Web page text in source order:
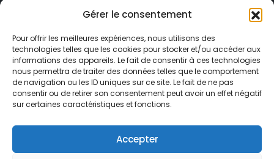
Gérer le consentement
Pour offrir les meilleures expériences, nous utilisons des
technologies telles que les cookies pour stocker et/ou accéder aux
informations des appareils. Le fait de consentir à ces technologies
nous permettra de traiter des données telles que le comportement
de navigation ou les ID uniques sur ce site. Le fait de ne pas
consentir ou de retirer son consentement peut avoir un effet négatif
sur certaines caractéristiques et fonctions.
Accepter